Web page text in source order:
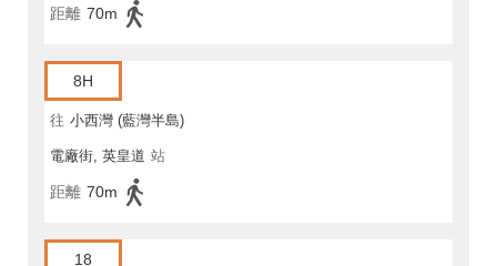
距離 70m
8H
往 小西灣 (藍灣半島)
電廠街, 英皇道 站
距離 70m
18